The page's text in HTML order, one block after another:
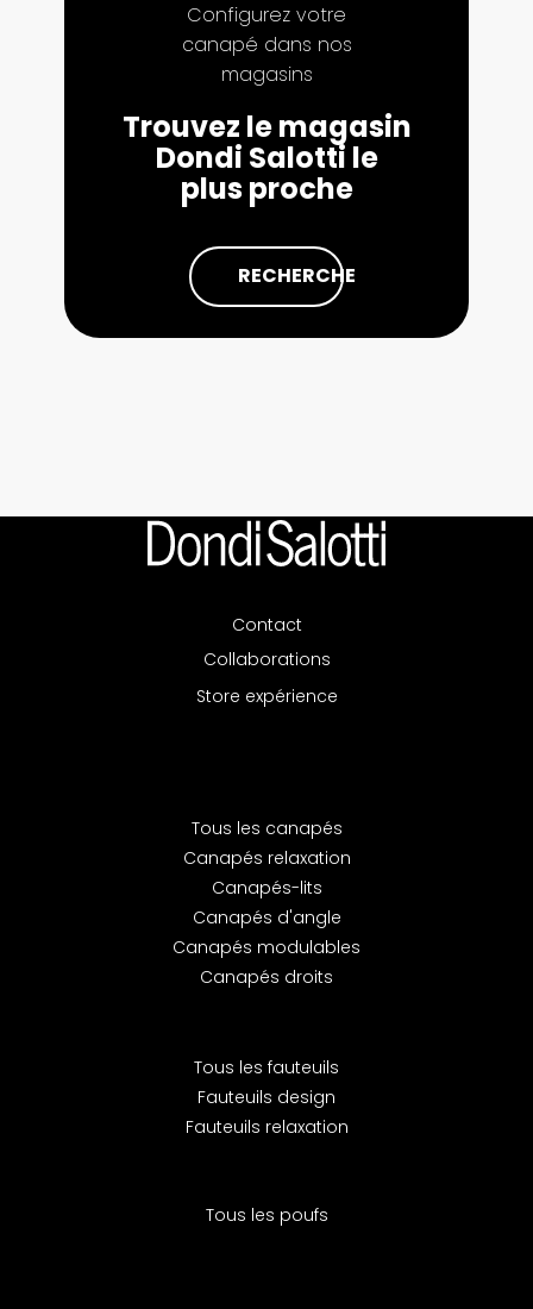
Configurez votre
canapé dans nos
magasins
Trouvez le magasin
Dondi Salotti le
plus proche
RECHERCHE
Tous les canapés
Canapés relaxation
Canapés-lits
Canapés d'angle
Canapés modulables
Canapés droits
Tous les fauteuils
Fauteuils design
Fauteuils relaxation
Tous les poufs
Contact
Collaborations
Store expérience